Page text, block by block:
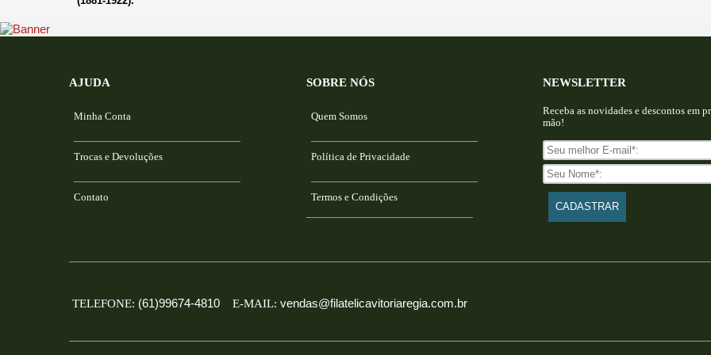
AJUDA
Minha Conta
Trocas e Devoluções
Contato
SOBRE NÓS
Quem Somos
Política de Privacidade
Termos e Condições
NEWSLETTER
Receba as novidades e descontos em
mão!
TELEFONE: (61)99674-4810 E-MAIL: vendas@filatelicavitoriaregia.com.br